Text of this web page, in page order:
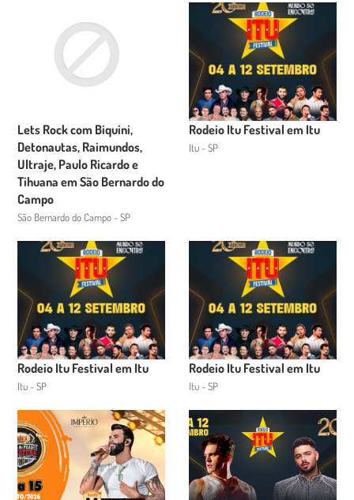
Lets Rock com Biquini,
Detonautas, Raimundos,
Ultraje, Paulo Ricardo e
Tihuana em São Bernardo do
Campo
São Bernardo do Campo - SP
Rodeio Itu Festival em Itu
Itu - SP
Rodeio Itu Festival em Itu
Itu - SP
Rodeio Itu Festival em Itu
Itu - SP